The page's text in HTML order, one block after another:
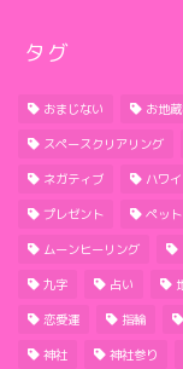
タグ
おまじない お地
スペースクリアリング
ネガティブ ハワイ
プレゼント ペット
ムーンヒーリング
九字 占い
恋愛運 指輪
神社 神社参り